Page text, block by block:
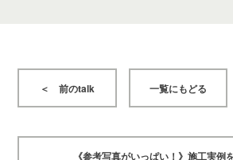
＜ 前のtalk 一覧にもどる
《参考写真がいっぱい！》施工実例